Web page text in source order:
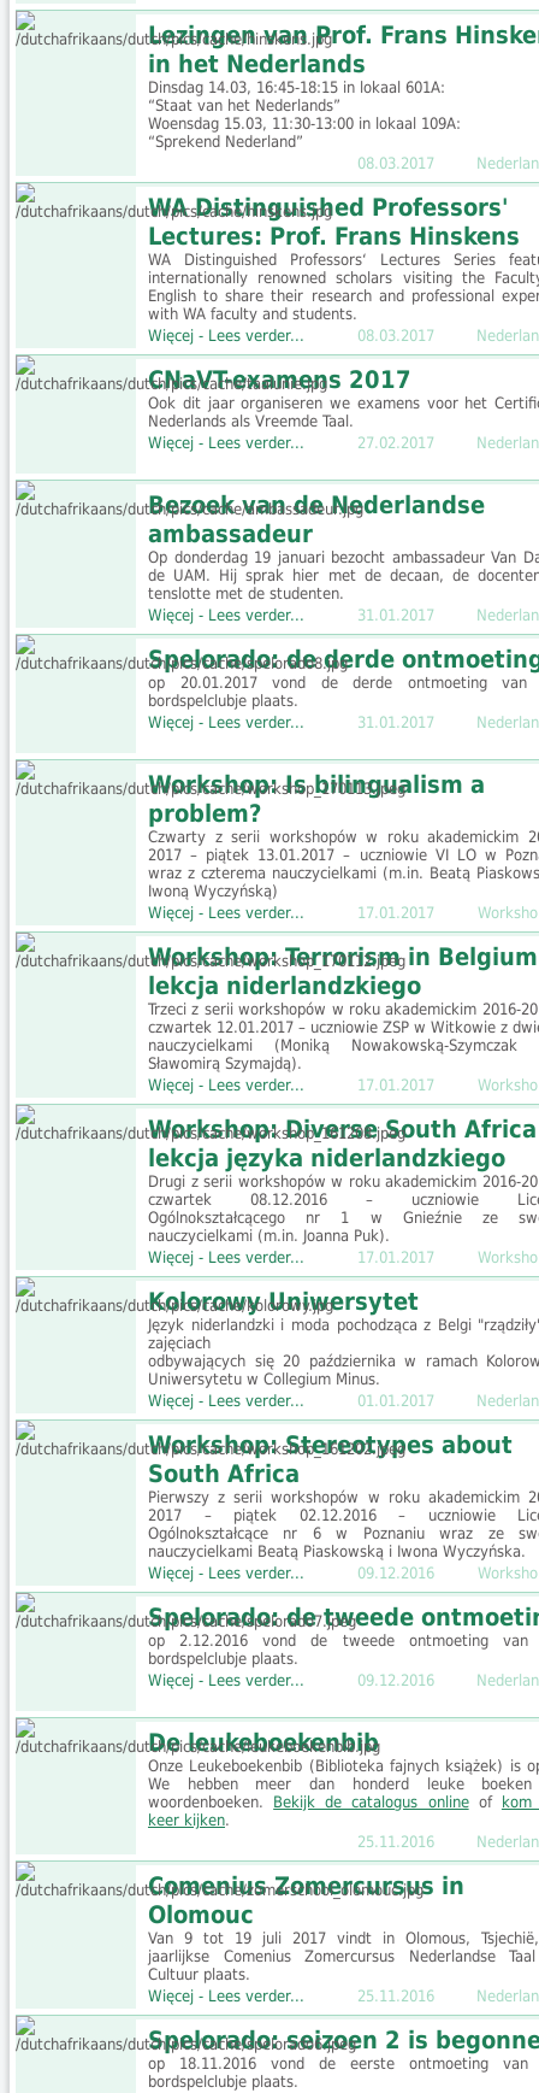
Lezingen van Prof. Frans
in het Nederlands
Dinsdag 14.03, 16:45-18:15 in lokaal 601A:
“Staat van het Nederlands”
Woensdag 15.03, 11:30-13:00 in lokaal 109A:
“Sprekend Nederland”
08.03.2017
WA Distinguished Professors'
Lectures: Prof. Frans Hinskens
WA Distinguished Professors‘ Lectures Series
internationally renowned scholars visiting the
English to share their research and professional
with WA faculty and students.
Więcej - Lees verder...
08.03.2017
CNaVT-examens 2017
Ook dit jaar organiseren we examens voor het
Nederlands als Vreemde Taal.
Więcej - Lees verder...
27.02.2017
Bezoek van de Nederlandse
ambassadeur
Op donderdag 19 januari bezocht ambassadeur Van
de UAM. Hij sprak hier met de decaan, de
tenslotte met de studenten.
Więcej - Lees verder...
31.01.2017
Spelorado: de derde
op 20.01.2017 vond de derde ontmoeting van
bordspelclubje plaats.
Więcej - Lees verder...
31.01.2017
Workshop: Is bilingualism a
problem?
Czwarty z serii workshopów w roku akademickim
2017 – piątek 13.01.2017 – uczniowie VI LO w
wraz z czterema nauczycielkami (m.in. Beatą
Iwoną Wyczyńską)
Więcej - Lees verder...
17.01.2017
Workshop: Terrorism in
lekcja niderlandzkiego
Trzeci z serii workshopów w roku akademickim 2016-
czwartek 12.01.2017 – uczniowie ZSP w Witkowie z
nauczycielkami (Moniką Nowakowską-
Sławomirą Szymajdą).
Więcej - Lees verder...
17.01.2017
Workshop: Diverse South
lekcja języka niderlandzkiego
Drugi z serii workshopów w roku akademickim 2016-
czwartek 08.12.2016 – uczniowie
Ogólnokształcącego nr 1 w Gnieźnie ze
nauczycielkami (m.in. Joanna Puk).
Więcej - Lees verder...
17.01.2017
Kolorowy Uniwersytet
Język niderlandzki i moda pochodząca z Belgi
zajęciach
odbywających się 20 października w ramach
Uniwersytetu w Collegium Minus.
Więcej - Lees verder...
01.01.2017
Workshop: Stereotypes about
South Africa
Pierwszy z serii workshopów w roku akademickim
2017 – piątek 02.12.2016 – uczniowie
Ogólnokształcące nr 6 w Poznaniu wraz ze
nauczycielkami Beatą Piaskowską i Iwona Wyczyńska.
Więcej - Lees verder...
09.12.2016
Spelorado: de tweede
op 2.12.2016 vond de tweede ontmoeting van
bordspelclubje plaats.
Więcej - Lees verder...
09.12.2016
De leukeboekenbib
Onze Leukeboekenbib (Biblioteka fajnych książek) is
We hebben meer dan honderd leuke
woordenboeken. Bekijk de catalogus onlineof kom
keer kijken.
25.11.2016
Comenius Zomercursus in
Olomouc
Van 9 tot 19 juli 2017 vindt in Olomous,
jaarlijkse Comenius Zomercursus Nederlandse
Cultuur plaats.
Więcej - Lees verder...
25.11.2016
Spelorado: seizoen 2 is
op 18.11.2016 vond de eerste ontmoeting van
bordspelclubje plaats.